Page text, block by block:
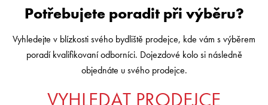
Potřebujete poradit při výběru?
Vyhledejte v blízkosti svého bydliště prodejce, kde vám s výběrem
poradí kvalifikovaní odborníci. Dojezdové kolo si následně
objednáte u svého prodejce.
VYHLEDAT PRODEJCE